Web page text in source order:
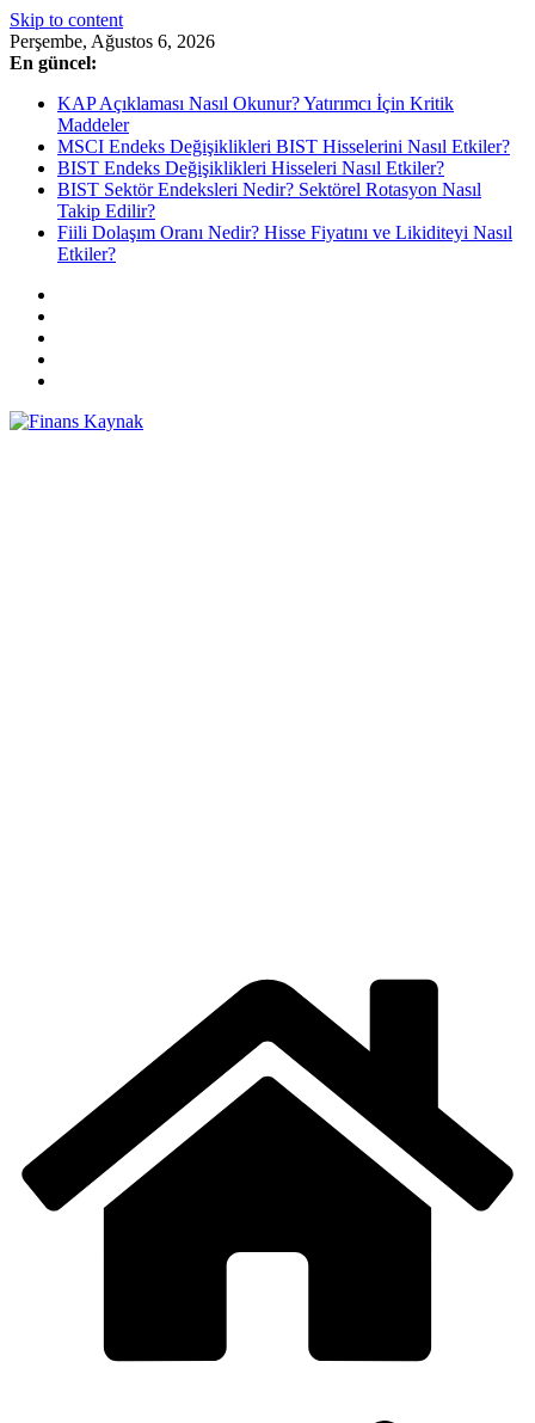
Skip to content
Perşembe, Ağustos 6, 2026
En güncel:
KAP Açıklaması Nasıl Okunur? Yatırımcı İçin Kritik
Maddeler
MSCI Endeks Değişiklikleri BIST Hisselerini Nasıl Etkiler?
BIST Endeks Değişiklikleri Hisseleri Nasıl Etkiler?
BIST Sektör Endeksleri Nedir? Sektörel Rotasyon Nasıl
Takip Edilir?
Fiili Dolaşım Oranı Nedir? Hisse Fiyatını ve Likiditeyi Nasıl
Etkiler?